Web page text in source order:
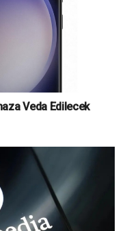
Veda Edilecek